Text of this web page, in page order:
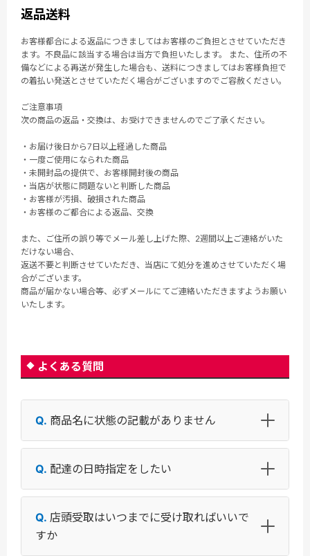
返品送料
お客様都合による返品につきましてはお客様のご負担とさせていただき
ます。不良品に該当する場合は当方で負担いたします。 また、住所の不
備などによる再送が発生した場合も、送料につきましてはお客様負担で
の着払い発送とさせていただく場合がございますのでご容赦ください。
ご注意事項
次の商品の返品・交換は、お受けできませんのでご了承ください。
・お届け後日から7日以上経過した商品
・一度ご使用になられた商品
・未開封品の提供で、お客様開封後の商品
・当店が状態に問題ないと判断した商品
・お客様が汚損、破損された商品
・お客様のご都合による返品、交換
また、ご住所の誤り等でメール差し上げた際、2週間以上ご連絡がいた
だけない場合、
返送不要と判断させていただき、当店にて処分を進めさせていただく場
合がございます。
商品が届かない場合等、必ずメールにてご連絡いただきますようお願い
いたします。
よくある質問
商品名に状態の記載がありません
配達の日時指定をしたい
店頭受取はいつまでに受け取ればいいで
すか